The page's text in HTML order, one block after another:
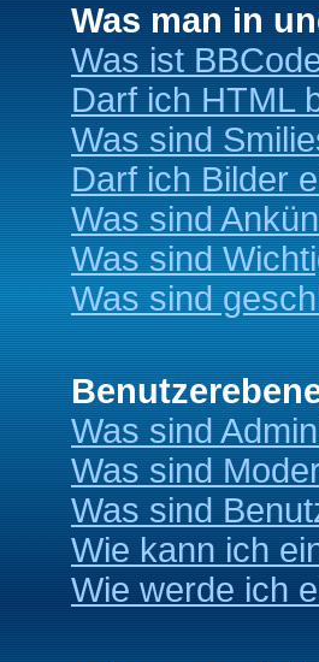
Was man in
Was ist
Darf ich HTML
Was sind
Darf ich Bilder
Was sind
Was sind
Was sind
Was sind
Was sind
Was sind
Wie kann ich
Wie werde ich